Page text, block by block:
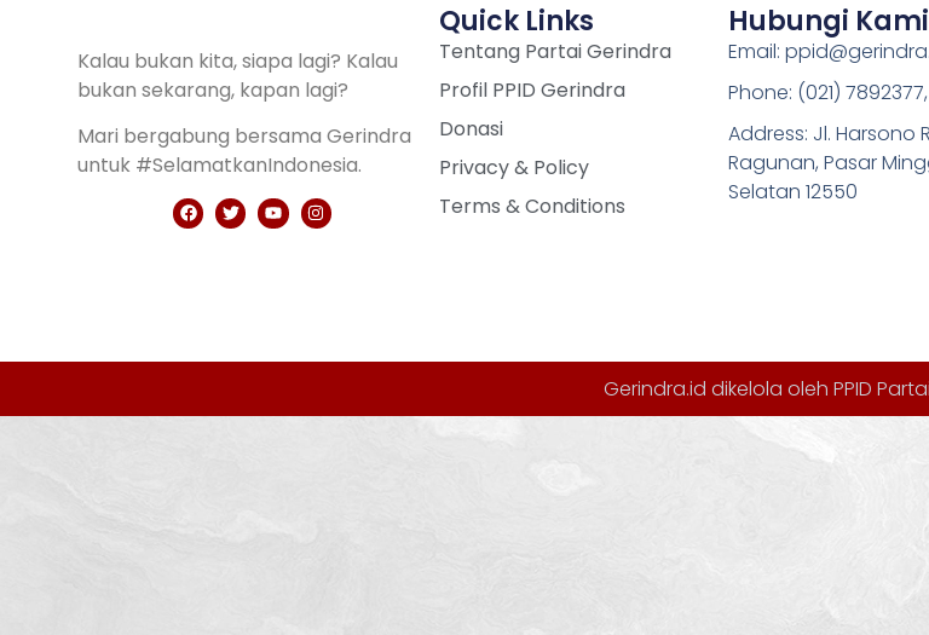
Kalau bukan kita, siapa lagi? Kalau
bukan sekarang, kapan lagi?
Mari bergabung bersama Gerindra
untuk #SelamatkanIndonesia.
Quick Links
Tentang Partai Gerindra
Profil PPID Gerindra
Donasi
Privacy & Policy
Terms & Conditions
Hubungi Kami
Email:
Phone: (021)
Address: Jl. Harsono
Ragunan, Pasar
Selatan 12550
Gerindra.id dikelola oleh PPID